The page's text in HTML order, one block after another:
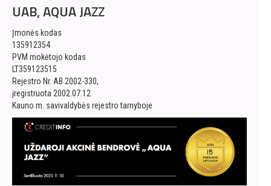
UAB, AQUA JAZZ
Įmonės kodas
135912354
PVM mokėtojo kodas
LT359123515
Rejestro Nr. AB 2002-330,
įregistruota 2002.07.12
Kauno m. savivaldybės rejestro tarnyboje